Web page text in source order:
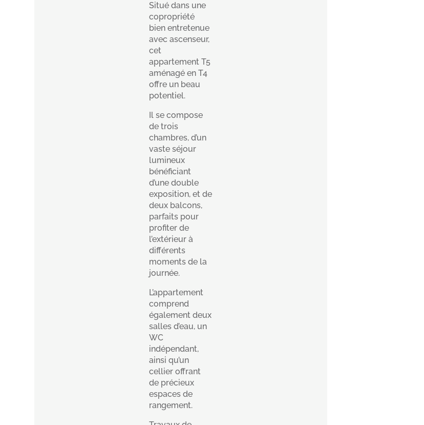
Situé dans une
copropriété
bien entretenue
avec ascenseur,
cet
appartement T5
aménagé en T4
offre un beau
potentiel.
Il se compose
de trois
chambres, d’un
vaste séjour
lumineux
bénéficiant
d’une double
exposition, et de
deux balcons,
parfaits pour
profiter de
l’extérieur à
différents
moments de la
journée.
L’appartement
comprend
également deux
salles d’eau, un
WC
indépendant,
ainsi qu’un
cellier offrant
de précieux
espaces de
rangement.